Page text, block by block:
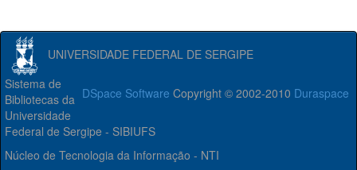
UNIVERSIDADE FEDERAL DE SERGIPE
DSpace Software Copyright © 2002-2010 Duraspace
Sistema de
Bibliotecas da
Universidade
Federal de Sergipe - SIBIUFS
Núcleo de Tecnologia da Informação - NTI